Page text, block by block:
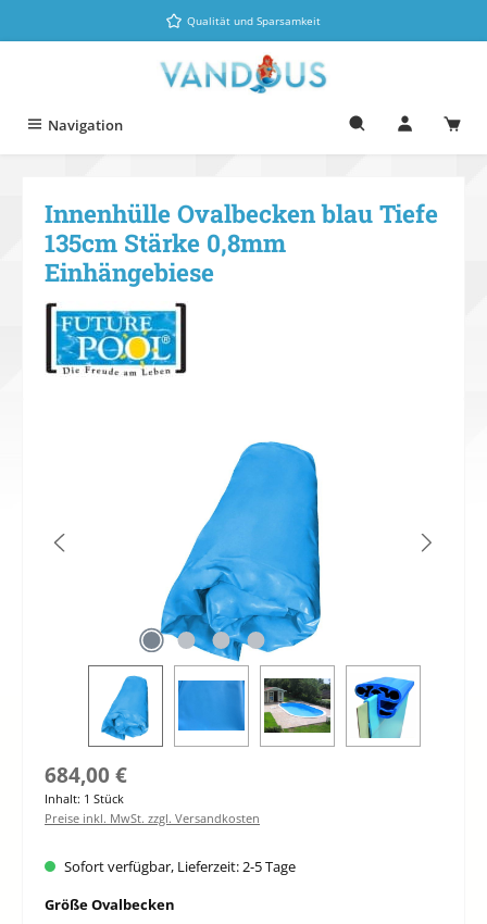
Zum Hauptinhalt springenQualität und Sparsamkeit
Navigation
Innenhülle Ovalbecken blau Tiefe
135cm Stärke 0,8mm
Einhängebiese
Regulärer Preis:
684,00 €
Inhalt: 1 Stück
Preise inkl. MwSt. zzgl. Versandkosten
Sofort verfügbar, Lieferzeit: 2-5 Tage
Größe Ovalbecken